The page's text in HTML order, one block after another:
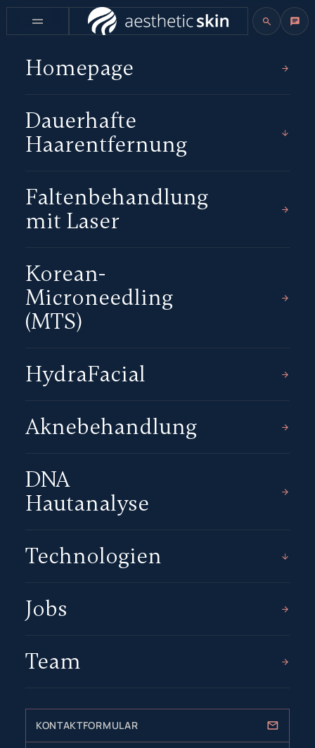
Homepage
Dauerhafte
Haarentfernung
Faltenbehandlung
mit Laser
Korean-
Microneedling
(MTS)
HydraFacial
Aknebehandlung
DNA
Hautanalyse
Technologien
Jobs
Team
KONTAKTFORMULAR